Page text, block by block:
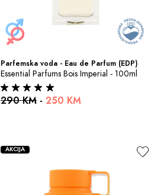
Parfemska voda - Eau de Parfum (EDP)
Essential Parfums Bois Imperial - 100ml
290 KM - 250 KM
AKCIJA